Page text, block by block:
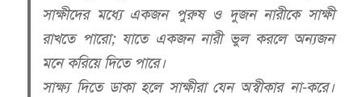
সাক্ষীদের মধ্যে একজন পুরুষ ও দুজন নারীকে সাক্ষী
রাখতে পারো; যাতে একজন নারী ভুল করলে অন্যজন
মনে করিয়ে দিতে পারে।
সাক্ষ্য দিতে ডাকা হলে সাক্ষীরা যেন অস্বীকার না-করে।